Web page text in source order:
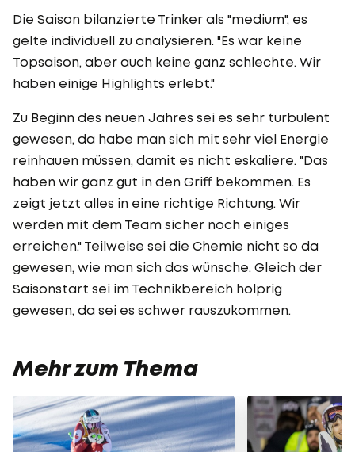
Die Saison bilanzierte Trinker als "medium", es
gelte individuell zu analysieren. "Es war keine
Topsaison, aber auch keine ganz schlechte. Wir
haben einige Highlights erlebt."
Zu Beginn des neuen Jahres sei es sehr turbulent
gewesen, da habe man sich mit sehr viel Energie
reinhauen müssen, damit es nicht eskaliere. "Das
haben wir ganz gut in den Griff bekommen. Es
zeigt jetzt alles in eine richtige Richtung. Wir
werden mit dem Team sicher noch einiges
erreichen." Teilweise sei die Chemie nicht so da
gewesen, wie man sich das wünsche. Gleich der
Saisonstart sei im Technikbereich holprig
gewesen, da sei es schwer rauszukommen.
Mehr zum Thema